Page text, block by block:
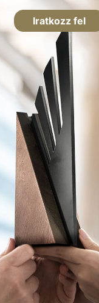
Iratkozz fel